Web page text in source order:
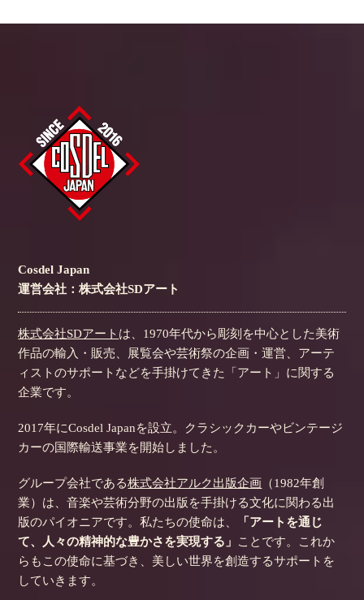
Cosdel Japan
運営会社：株式会社SDアート
株式会社SDアート は、1970年代から彫刻を中心とした美術
作品の輸入・販売、展覧会や芸術祭の企画・運営、アーテ
ィストのサポートなどを手掛けてきた「アート」に関する
企業です。
2017年にCosdel Japanを設立。クラシックカーやビンテージ
カーの国際輸送事業を開始しました。
グループ会社である株式会社アルク出版企画 （1982年創
業）は、音楽や芸術分野の出版を手掛ける文化に関わる出
版のパイオニアです。私たちの使命は、
「アートを通じ
て、人々の精神的な豊かさを実現する」 ことです。これか
らもこの使命に基づき、美しい世界を創造するサポートを
していきます。